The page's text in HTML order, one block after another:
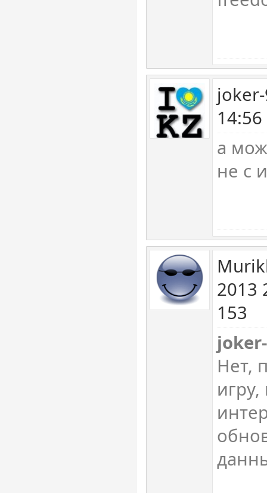
а
не с
2013
153
Нет,